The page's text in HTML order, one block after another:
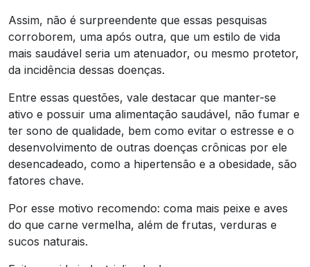
Assim, não é surpreendente que essas pesquisas
corroborem, uma após outra, que um estilo de vida
mais saudável seria um atenuador, ou mesmo protetor,
da incidência dessas doenças.
Entre essas questões, vale destacar que manter-se
ativo e possuir uma alimentação saudável, não fumar e
ter sono de qualidade, bem como evitar o estresse e o
desenvolvimento de outras doenças crônicas por ele
desencadeado, como a hipertensão e a obesidade, são
fatores chave.
Por esse motivo recomendo: coma mais peixe e aves
do que carne vermelha, além de frutas, verduras e
sucos naturais.